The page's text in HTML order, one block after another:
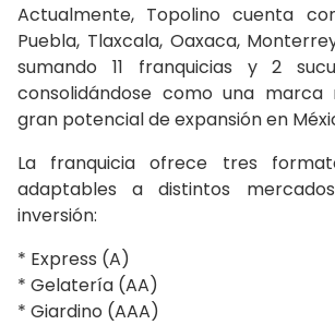
Actualmente, Topolino cuenta
Puebla, Tlaxcala, Oaxaca,
sumando 11 franquicias y 2
consolidándose como una
gran potencial de expansión en
La franquicia ofrece tres
adaptables a distintos
inversión:
* Express (A)
* Gelatería (AA)
* Giardino (AAA)